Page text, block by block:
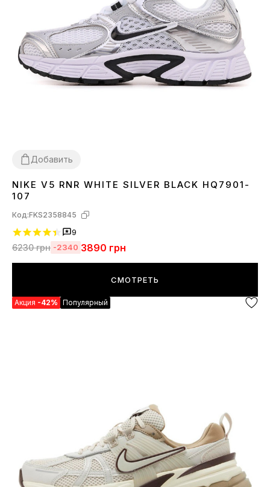
Добавить
3637 383940 41 4243 44 45
NIKE V5 RNR WHITE SILVER BLACK HQ7901-
107
Код:FKS2358845
9
6230грн -2340 3890 грн
СМОТРЕТЬ
Акция -42% Популярный